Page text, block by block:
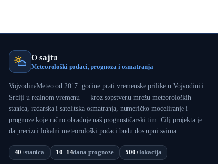
O sajtu
Meteorološki podaci, prognoza i osmatranja
VojvodinaMeteo od 2017. godine prati vremenske prilike u Vojvodini i
Srbiji u realnom vremenu — kroz sopstvenu mrežu meteoroloških
stanica, radarska i satelitska osmatranja, numeričko modeliranje i
prognoze koje ručno obrađuje naš prognostičarski tim. Cilj projekta je
da precizni lokalni meteorološki podaci budu dostupni svima.
40+stanica 10–14dana prognoze 500+lokacija